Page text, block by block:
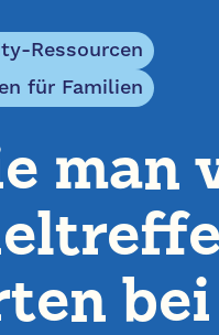
Ressourcen
für Familien
man
bei